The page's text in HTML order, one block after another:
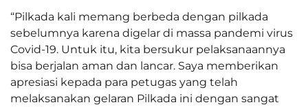
“Pilkada kali memang berbeda dengan pilkada
sebelumnya karena digelar di massa pandemi virus
Covid-19. Untuk itu, kita bersukur pelaksanaannya
bisa berjalan aman dan lancar. Saya memberikan
apresiasi kepada para petugas yang telah
melaksanakan gelaran Pilkada ini dengan sangat